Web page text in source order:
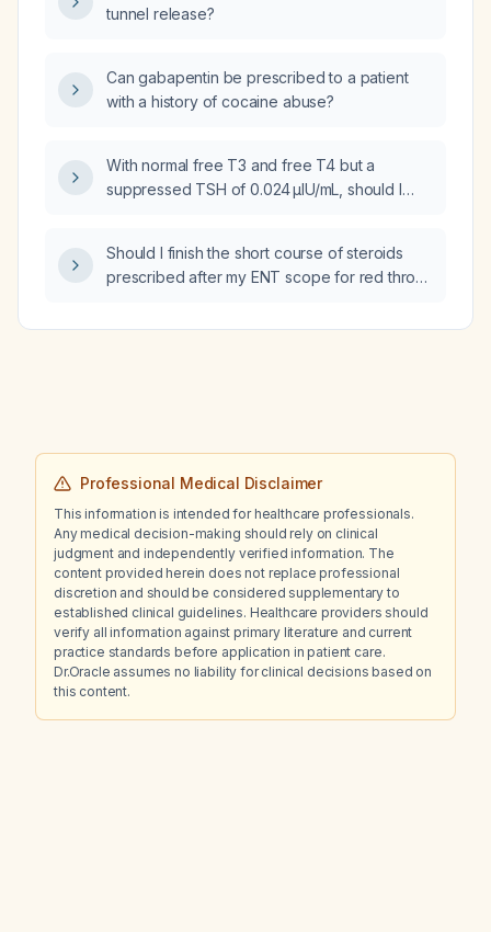
tunnel release?
Can gabapentin be prescribed to a patient
with a history of cocaine abuse?
With normal free T3 and free T4 but a
suppressed TSH of 0.024 µIU/mL, should I
Should I finish the short course of steroids
prescribed after my ENT scope for red throat
Professional Medical Disclaimer
This information is intended for healthcare professionals.
Any medical decision-making should rely on clinical
judgment and independently verified information. The
content provided herein does not replace professional
discretion and should be considered supplementary to
established clinical guidelines. Healthcare providers should
verify all information against primary literature and current
practice standards before application in patient care.
Dr.Oracle assumes no liability for clinical decisions based on
this content.